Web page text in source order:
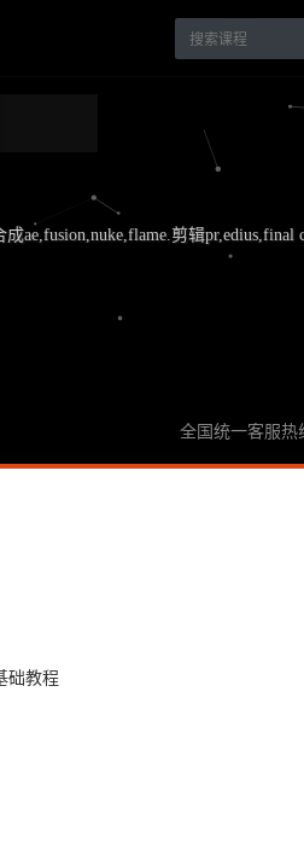
ae,fusion,nuke,flame.剪辑
全国统一客服热